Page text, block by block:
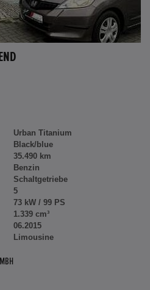
Urban Titanium
Black/blue
35.490 km
Benzin
Schaltgetriebe
5
73 kW / 99 PS
1.339 cm³
06.2015
Limousine